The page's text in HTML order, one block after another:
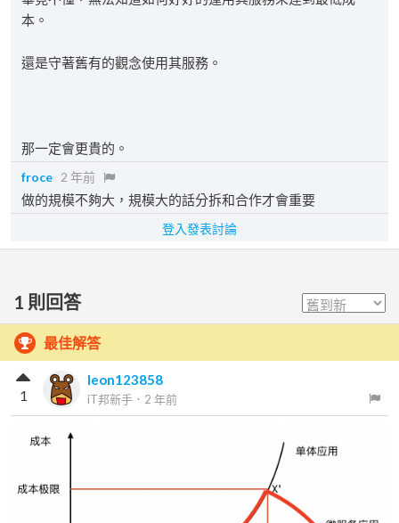
本。
還是守著舊有的觀念使用其服務。
那一定會更貴的。
froce 2 年前
做的規模不夠大，規模大的話分拆和合作才會重要
登入發表討論
1 則回答
最佳解答
leon123858
iT邦新手 ． 2 年前
1